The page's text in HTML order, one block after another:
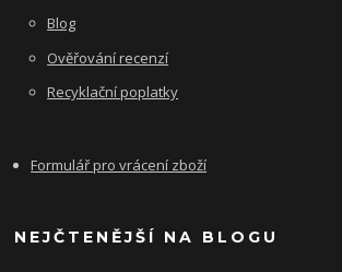
Blog
Ověřování recenzí
Recyklační poplatky
Formulář pro vrácení zboží
NEJČTENĚJŠÍ NA BLOGU